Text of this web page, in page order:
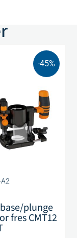
-45%
plunge
fres CMT12